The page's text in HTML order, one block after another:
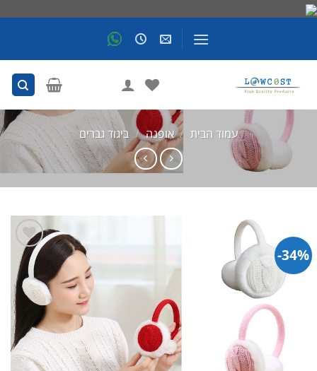
עמוד הבית / אופנה / ביגוד גברים
34%-